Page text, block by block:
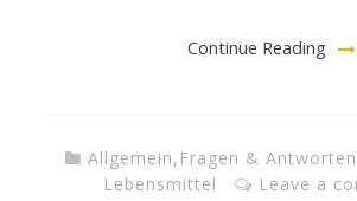
Continue Reading
Allgemein, Fragen & Antworten
Lebensmittel
Leave a